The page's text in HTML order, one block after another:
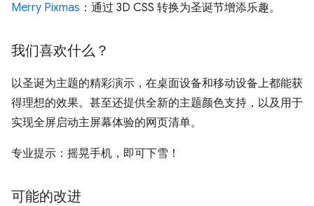
Merry Pixmas ：通过 3D CSS 转换为圣诞节增添乐趣。
我们喜欢什么？
以圣诞为主题的精彩演示，在桌面设备和移动设备上都能获
得理想的效果。甚至还提供全新的主题颜色支持，以及用于
实现全屏启动主屏幕体验的网页清单。
专业提示：摇晃手机，即可下雪！
可能的改进